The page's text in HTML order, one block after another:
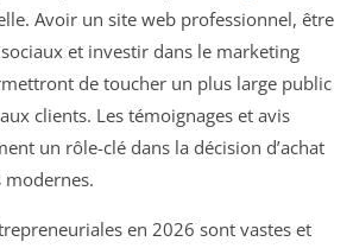
Avoir un site web professionnel, être
et investir dans le marketing
de toucher un plus large public
clients. Les témoignages et avis
un rôle-clé dans la décision d’achat
modernes.
en 2026 sont vastes et